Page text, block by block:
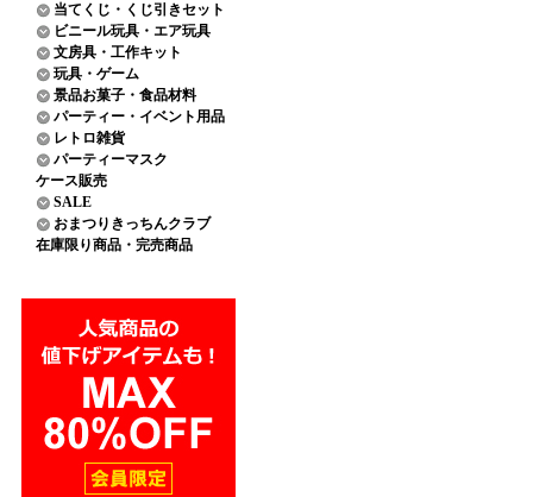
当てくじ・くじ引きセット
ビニール玩具・エア玩具
文房具・工作キット
玩具・ゲーム
景品お菓子・食品材料
パーティー・イベント用品
レトロ雑貨
パーティーマスク
ケース販売
SALE
おまつりきっちんクラブ
在庫限り商品・完売商品